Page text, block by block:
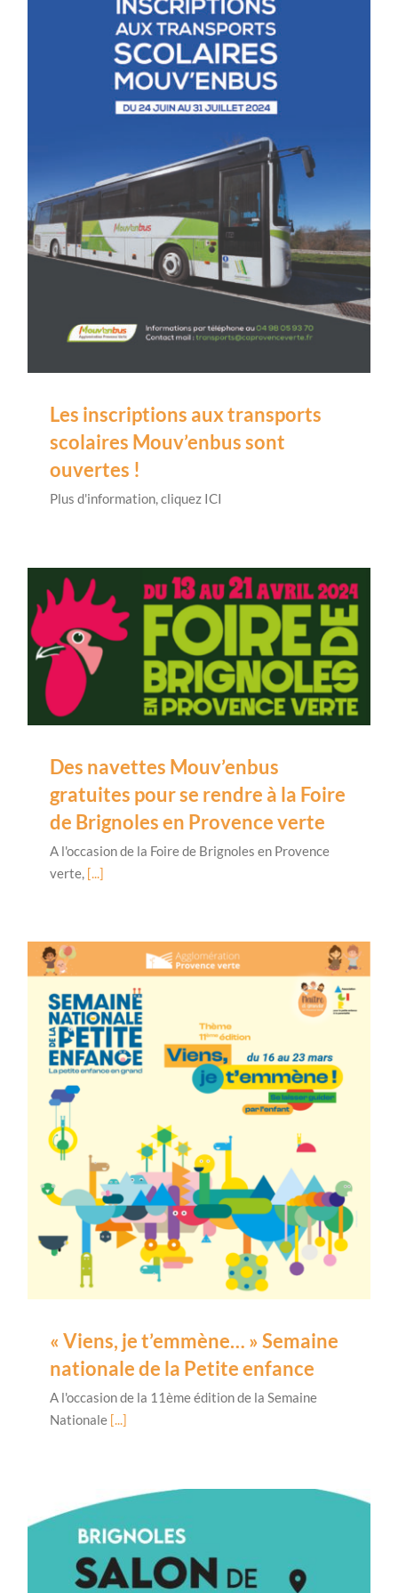
Les inscriptions aux transports
scolaires Mouv’enbus sont
ouvertes !
Plus d'information, cliquez ICI
Des navettes Mouv’enbus
gratuites pour se rendre à la Foire
de Brignoles en Provence verte
A l'occasion de la Foire de Brignoles en Provence
verte, [...]
« Viens, je t’emmène… » Semaine
nationale de la Petite enfance
A l'occasion de la 11ème édition de la Semaine
Nationale [...]